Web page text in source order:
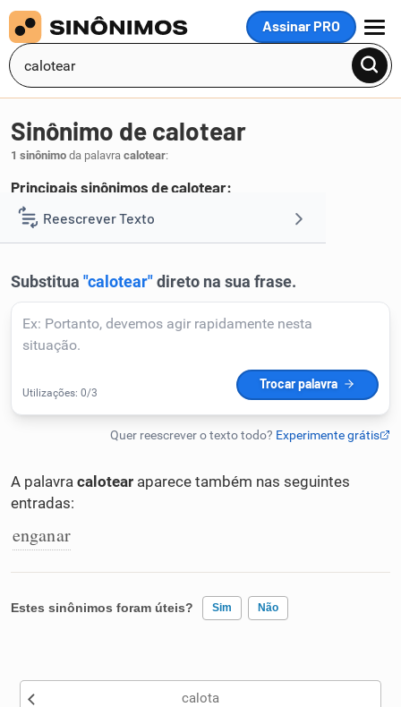
Assinar PRO
MENU
Reescrever Texto
Corrigir Texto
Humanizador de IA
Conexões
Sinônimo de calotear
1 sinônimo da palavra calotear:
Principais sinônimos de calotear:
1 embromar.
A palavra calotear aparece também nas seguintes
entradas:
enganar
Estes sinônimos foram úteis? Sim Não
Nenhum dos sinônimos apresentados me ajudou
calota